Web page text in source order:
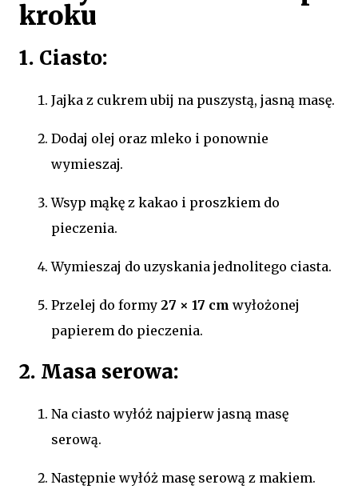
kroku
1. Ciasto:
Jajka z cukrem ubij na puszystą, jasną masę.
Dodaj olej oraz mleko i ponownie
wymieszaj.
Wsyp mąkę z kakao i proszkiem do
pieczenia.
Wymieszaj do uzyskania jednolitego ciasta.
Przelej do formy 27 × 17 cm wyłożonej
papierem do pieczenia.
2. Masa serowa:
Na ciasto wyłóż najpierw jasną masę
serową.
Następnie wyłóż masę serową z makiem.